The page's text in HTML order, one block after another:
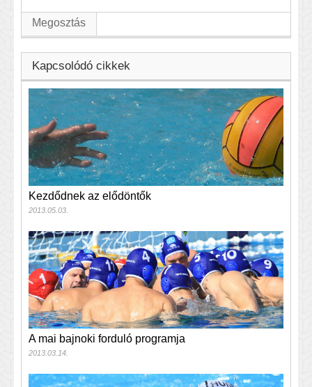
Megosztás
Kapcsolódó cikkek
Kezdődnek az elődöntők
2013.05.03.
A mai bajnoki forduló programja
2013.03.14.